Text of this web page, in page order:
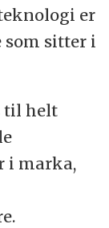
er
som sitter i
til helt
i marka,